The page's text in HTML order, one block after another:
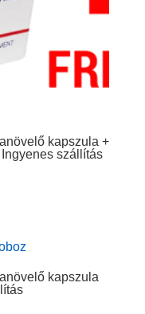
kapszula +
szállítás
kapszula